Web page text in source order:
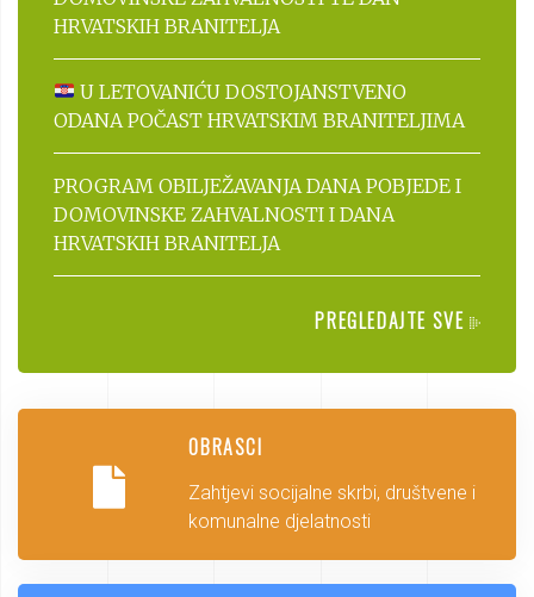
HRVATSKIH BRANITELJA
U LETOVANIĆU DOSTOJANSTVENO
ODANA POČAST HRVATSKIM BRANITELJIMA
PROGRAM OBILJEŽAVANJA DANA POBJEDE I
DOMOVINSKE ZAHVALNOSTI I DANA
HRVATSKIH BRANITELJA
PREGLEDAJTE SVE
OBRASCI
Zahtjevi socijalne skrbi, društvene i
komunalne djelatnosti